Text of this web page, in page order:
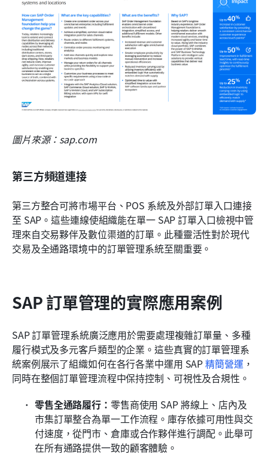
圖片來源：sap.com
第三方頻道連接
第三方整合可將市場平台、POS 系統及外部訂單入口連接
至 SAP。這些連線使組織能在單一 SAP 訂單入口檢視中管
理來自交易夥伴及數位渠道的訂單。此種靈活性對於現代
交易及全通路環境中的訂單管理系統至關重要。
SAP 訂單管理的實際應用案例
SAP 訂單管理系統廣泛應用於需要處理複雜訂單量、多種
履行模式及多元客戶類型的企業。這些真實的訂單管理系
統案例展示了組織如何在各行各業中運用 SAP 精簡營運 ，
同時在整個訂單管理流程中保持控制、可視性及合規性。
零售全通路履行： 零售商使用 SAP 將線上、店內及
市集訂單整合為單一工作流程。庫存依據可用性與交
付速度，從門市、倉庫或合作夥伴進行調配。此舉可
在所有通路提供一致的顧客體驗。